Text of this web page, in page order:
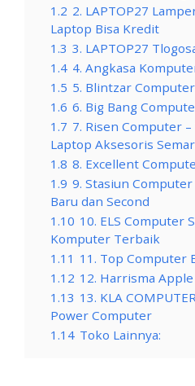
1.2 2. LAPTOP27
Laptop Bisa Kredit
1.3 3. LAPTOP27
1.4 4. Angkasa
1.5 5. Blintzar
1.6 6. Big Bang
1.7 7. Risen Computer
Laptop Aksesoris
1.8 8. Excellent
1.9 9. Stasiun Computer
Baru dan Second
1.10 10. ELS Computer
Komputer Terbaik
1.11 11. Top Computer
1.12 12. Harrisma
1.13 13. KLA
Power Computer
1.14 Toko Lainnya: